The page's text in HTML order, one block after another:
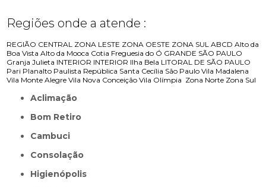
Regiões onde a atende :
REGIÃO CENTRAL ZONA LESTE ZONA OESTE ZONA SUL ABCD Alto da
Boa Vista Alto da Mooca Cotia Freguesia do Ó GRANDE SÃO PAULO
Granja Julieta INTERIOR INTERIOR Ilha Bela LITORAL DE SÃO PAULO
Pari Planalto Paulista República Santa Cecília São Paulo Vila Madalena
Vila Monte Alegre Vila Nova Conceição Vila Olímpia Zona Norte Zona Sul
Aclimação
Bom Retiro
Cambuci
Consolação
Higienópolis